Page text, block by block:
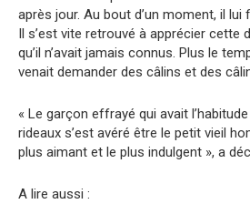
après jour. Au bout d’un moment, il
Il s’est vite retrouvé à apprécier
qu’il n’avait jamais connus. Plus le
venait demander des câlins et des
« Le garçon effrayé qui avait
rideaux s’est avéré être le petit vieil
plus aimant et le plus indulgent », a
A lire aussi :